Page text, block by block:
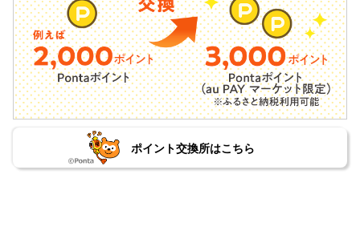
ポイント交換所はこちら